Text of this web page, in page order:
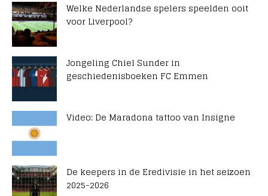
Welke Nederlandse spelers speelden ooit
voor Liverpool?
Jongeling Chiel Sunder in
geschiedenisboeken FC Emmen
Video: De Maradona tattoo van Insigne
De keepers in de Eredivisie in het seizoen
2025-2026